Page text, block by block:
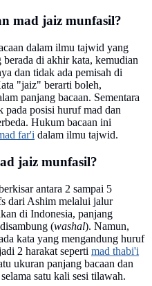
mad jaiz munfasil?
dalam ilmu tajwid yang
di akhir kata, kemudian
dan tidak ada pemisah di
"jaiz" berarti boleh,
panjang bacaan. Sementara
posisi huruf mad dan
Hukum bacaan ini
far'i dalam ilmu tajwid.
jaiz munfasil?
antara 2 sampai 5
dari Ashim melalui jalur
di Indonesia, panjang
(washal). Namun,
kata yang mengandung huruf
2 harakat seperti mad thabi'i
ukuran panjang bacaan dan
satu kali sesi tilawah.